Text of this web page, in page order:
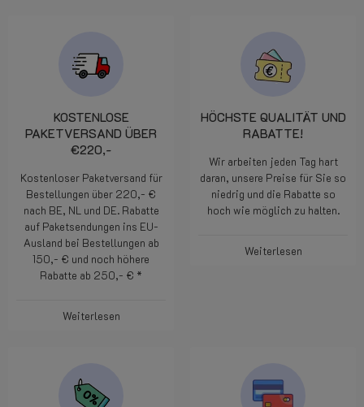
KOSTENLOSE
PAKETVERSAND ÜBER
€220,-
Kostenloser Paketversand für
Bestellungen über 220,- €
nach BE, NL und DE. Rabatte
auf Paketsendungen ins EU-
Ausland bei Bestellungen ab
150,- € und noch höhere
Rabatte ab 250,- € *
Weiterlesen
HÖCHSTE QUALITÄT UND
RABATTE!
Wir arbeiten jeden Tag hart
daran, unsere Preise für Sie so
niedrig und die Rabatte so
hoch wie möglich zu halten.
Weiterlesen